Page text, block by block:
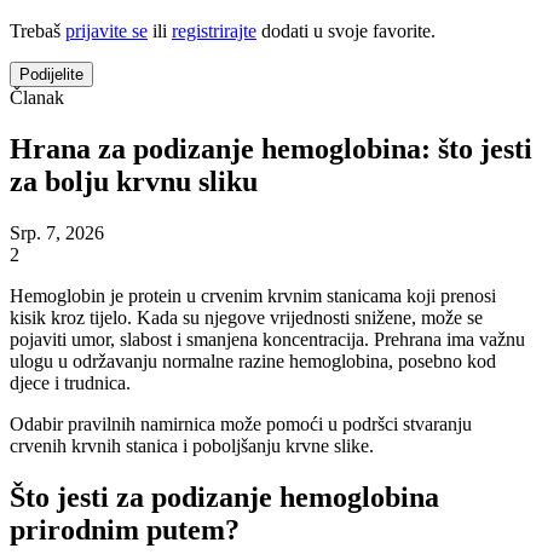
Trebaš prijavite se ili registrirajte dodati u svoje favorite.
Podijelite
Članak
Hrana za podizanje hemoglobina: što jesti
za bolju krvnu sliku
Srp. 7, 2026
2
Hemoglobin je protein u crvenim krvnim stanicama koji prenosi
kisik kroz tijelo. Kada su njegove vrijednosti snižene, može se
pojaviti umor, slabost i smanjena koncentracija. Prehrana ima važnu
ulogu u održavanju normalne razine hemoglobina, posebno kod
djece i trudnica.
Odabir pravilnih namirnica može pomoći u podršci stvaranju
crvenih krvnih stanica i poboljšanju krvne slike.
Što jesti za podizanje hemoglobina
prirodnim putem?